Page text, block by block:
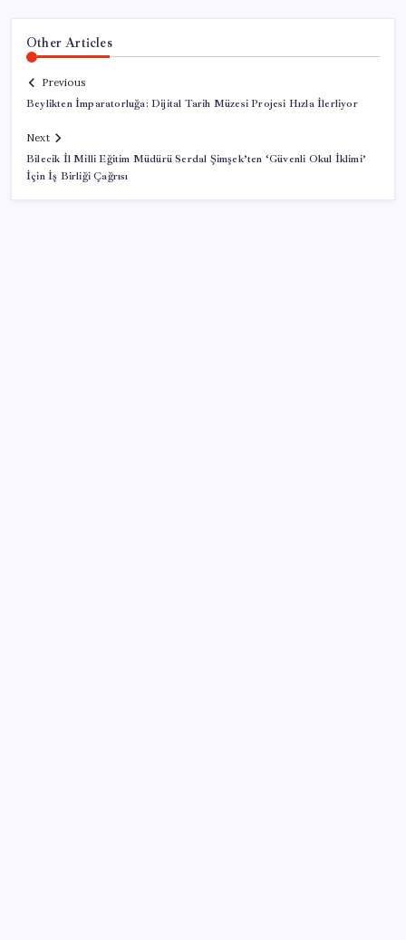
Other Articles
Previous
Beylikten İmparatorluğa: Dijital Tarih Müzesi Projesi Hızla İlerliyor
Next
Bilecik İl Milli Eğitim Müdürü Serdal Şimşek’ten ‘Güvenli Okul İklimi’
İçin İş Birliği Çağrısı